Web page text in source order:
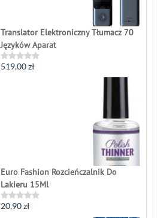
Translator Elektroniczny Tłumacz 70
Języków Aparat
Rated
519,00zł
Euro Fashion Rozcieńczalnik Do
Lakieru 15Ml
Rated
20,90zł